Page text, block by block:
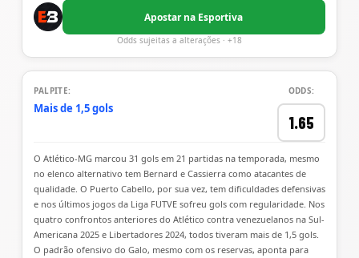
Apostar na Esportiva
Odds sujeitas a alterações · +18
PALPITE:
Mais de 1,5 gols
ODDS:
1.65
O Atlético-MG marcou 31 gols em 21 partidas na temporada, mesmo
no elenco alternativo tem Bernard e Cassierra como atacantes de
qualidade. O Puerto Cabello, por sua vez, tem dificuldades defensivas
e nos últimos jogos da Liga FUTVE sofreu gols com regularidade. Nos
quatro confrontos anteriores do Atlético contra venezuelanos na Sul-
Americana 2025 e Libertadores 2024, todos tiveram mais de 1,5 gols.
O padrão ofensivo do Galo, mesmo com os reservas, aponta para